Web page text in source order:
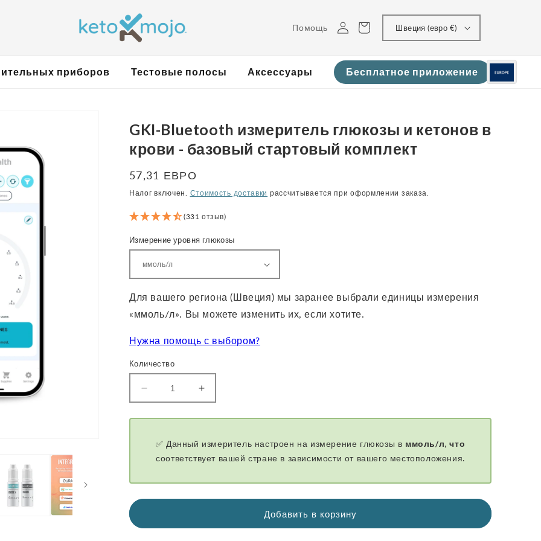
Помощь ВойтиКорзина Швеция (евро €)
приборов Тестовые полосы Аксессуары Бесплатное приложение
GKI-Bluetooth измеритель глюкозы и кетонов в
крови - базовый стартовый комплект
Обычная
цена
57,31 ЕВРО
Налог включен. Стоимость доставки рассчитывается при оформлении заказа.
(331 отзыв)
Измерение уровня глюкозы
Для вашего региона (Швеция) мы заранее выбрали единицы измерения
«ммоль/л». Вы можете изменить их, если хотите.
Нужна помощь с выбором?
Количество
Уменьшить
количество
для
Bluetooth
измеритель
и
Увеличение
количества
для
Bluetooth
измеритель
и
✅ Данный измеритель настроен на измерение глюкозы в ммоль/л,что
соответствует вашей стране в зависимости от вашего местоположения.
Добавить в корзину